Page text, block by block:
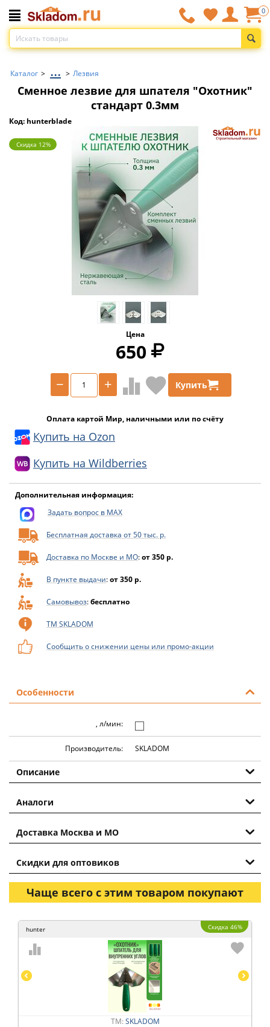
0
Каталог > ... > Лезвия
Сменное лезвие для шпателя "Охотник"
стандарт 0.3мм
Код: hunterblade
Скидка 12%
Цена
650
+
− Купить
Оплата картой Мир, наличными или по счёту
Купить на Ozon
Купить на Wildberries
Дополнительная информация:
Задать вопрос в MAX
Бесплатная доставка от 50 тыс. р.
Доставка по Москве и МО:от 350 р.
В пункте выдачи:от 350 р.
Самовывоз:бесплатно
ТМ SKLADOM
Сообщить о снижении цены или промо-акции
Особенности
, л/мин:
Производитель: SKLADOM
Описание
Аналоги
Доставка Москва и МО
Скидки для оптовиков
Чаще всего с этим товаром покупают
hunter Скидка 46%
ТМ: SKLADOM